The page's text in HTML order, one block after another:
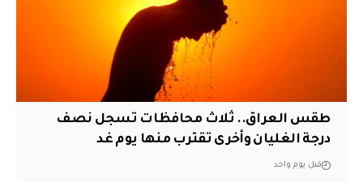
طقس العراق.. ثلاث محافظات تسجل نصف
درجة الغليان وأخرى تقترب منها يوم غد
قبل يوم واحد